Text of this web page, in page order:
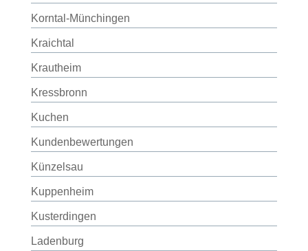
Korntal-Münchingen
Kraichtal
Krautheim
Kressbronn
Kuchen
Kundenbewertungen
Künzelsau
Kuppenheim
Kusterdingen
Ladenburg